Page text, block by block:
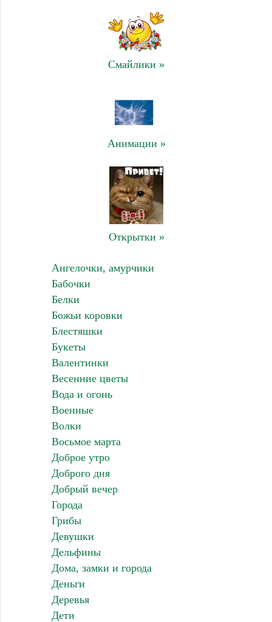
Смайлики »
Анимации »
Открытки »
Ангелочки, амурчики
Бабочки
Белки
Божьи коровки
Блестяшки
Букеты
Валентинки
Весенние цветы
Вода и огонь
Военные
Волки
Восьмое марта
Доброе утро
Доброго дня
Добрый вечер
Города
Грибы
Девушки
Дельфины
Дома, замки и города
Деньги
Деревья
Дети